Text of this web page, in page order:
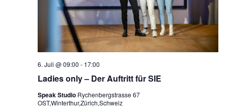
Ladies only – Der Auftritt für SIE
6. Juli @ 09:00 - 17:00
Speak Studio Rychenbergstrasse 67
OST,Winterthur,Zürich,Schweiz